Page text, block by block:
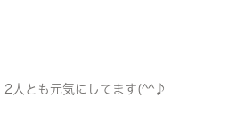
2人とも元気にしてます(^^♪